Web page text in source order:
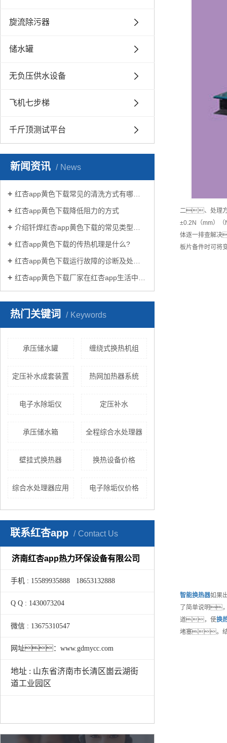
旋流除污器
储水罐
无负压供水设备
飞机七步梯
千斤顶测试平台
新闻资讯 News
红杏app黄色下载常见的清洗方式有哪些？
红杏app黄色下载降低阻力的方式
介绍钎焊红杏app黄色下载的常见类型有哪些
红杏app黄色下载的传热机理是什么?
红杏app黄色下载运行故障的诊断及处理方法
红杏app黄色下载厂家在红杏app生活中有哪些作用？
热门关键词 Keywords
承压储水罐 缠绕式换热机组
定压补水成套装置 热网加热器系统
电子水除垢仪 定压补水
承压储水箱 全程综合水处理器
壁挂式换热器 换热设备价格
综合水处理器应用 电子除垢仪价格
联系红杏app Contact Us
济南红杏app热力环保设备有限公司
手机 : 15589935888 18653132888
Q Q : 1430073204
微信 : 13675310547
网址：www.gdmycc.com
地址 : 山东省济南市长清区崮云湖街
道工业园区
二、处理方
±0.2N（mm）
体逐一排查解
板片备件时可
智能换热器如果
了简单说明
道，使换
堵塞。结